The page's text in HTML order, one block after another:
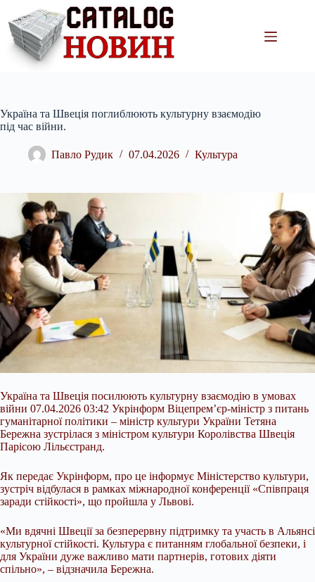
вмісту
Україна та Швеція поглиблюють культурну взаємодію
під час війни.
Павло Рудик 07.04.2026 Культура
Україна та Швеція посилюють культурну взаємодію в умовах
війни 07.04.2026 03:42 Укрінформ Віцепрем’єр-міністр з питань
гуманітарної політики – міністр культури України Тетяна
Бережна зустрілася з міністром культури Королівства Швеція
Парісою Лільєстранд.
Як передає Укрінформ, про це інформує Міністерство культури,
зустріч відбулася в рамках міжнародної конференції «Співпраця
заради стійкості», що пройшла у Львові.
«Ми вдячні Швеції за безперервну підтримку та участь в Альянсі
культурної стійкості. Культура є питанням глобальної безпеки, і
для України дуже важливо мати партнерів, готових діяти
спільно», – відзначила Бережна.